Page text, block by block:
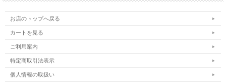
お店のトップへ戻る
カートを見る
ご利用案内
特定商取引法表示
個人情報の取扱い